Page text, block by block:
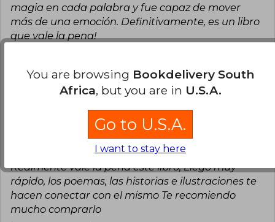
magia en cada palabra y fue capaz de mover
más de una emoción. Definitivamente, es un libro
que vale la pena!
This review is useful 0 It is not useful
Thursday, September 26,
Verified Purchase
Realmente vale la pena éste libro, Llegó muy
rápido, los poemas, las historias e ilustraciones te
hacen conectar con el mismo Te recomiendo
mucho comprarlo
You are browsing Bookdelivery South
Africa, but you are in U.S.A.
Go to U.S.A.
I want to stay here